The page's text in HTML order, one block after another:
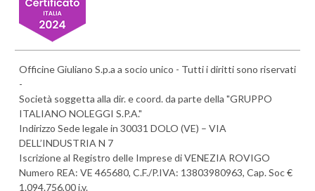
Officine Giuliano S.p.a a socio unico - Tutti i diritti sono riservati
-
Società soggetta alla dir. e coord. da parte della "GRUPPO
ITALIANO NOLEGGI S.P.A."
Indirizzo Sede legale in 30031 DOLO (VE) – VIA
DELL’INDUSTRIA N 7
Iscrizione al Registro delle Imprese di VENEZIA ROVIGO
Numero REA: VE 465680, C.F./P.IVA: 13803980963, Cap. Soc €
1.094.756,00 i.v.